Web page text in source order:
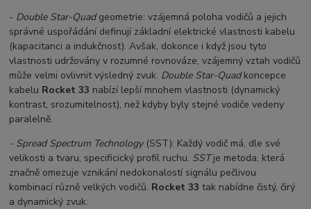
- Double Star-Quadgeometrie: vzájemná poloha vodičů a jejich
správné uspořádání definují základní elektrické vlastnosti kabelu
(kapacitanci a indukčnost). Avšak, dokonce i když jsou tyto
vlastnosti udržovány v rozumné rovnováze, vzájemný vztah vodičů
může velmi ovlivnit výsledný zvuk. Double Star-Quadkoncepce
kabelu Rocket 33 nabízí lepší mnohem vlastnosti (dynamický
kontrast, srozumitelnost), než kdyby byly stejné vodiče vedeny
paralelně.
- Spread Spectrum Technology(SST): Každý vodič má, dle své
velikosti a tvaru, specificický profil ruchu. SSTje metoda, která
značně omezuje vznikání nedokonalostí signálu pečlivou
kombinací různě velkých vodičů. Rocket 33 tak nabídne čistý, čirý
a dynamický zvuk.